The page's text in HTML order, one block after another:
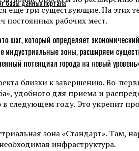
базы данных портала
три существующие. На этих
постоянных рабочих мест.
шаг, который определяет
зоны, расширяем
потенциал города на новый
близки к завершению. Во-
удобного для приема и
следующем году. Это укрепит
зона «Стандарт». Там,
инфраструктура.